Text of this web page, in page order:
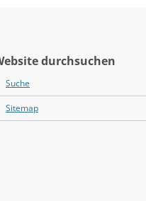
durchsuchen
Suche
Sitemap